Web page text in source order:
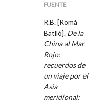
FUENTE
R.B. [Romà
Batlló]. De la
China al Mar
Rojo:
recuerdos de
un viaje por el
Asia
meridional: